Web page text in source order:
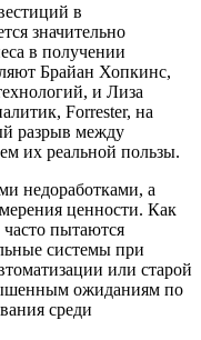
в
значительно
в получении
Брайан Хопкинс,
и Лиза
Forrester, на
разрыв между
их реальной пользы.
недоработками, а
ценности. Как
пытаются
системы при
или старой
ожиданиям по
среди